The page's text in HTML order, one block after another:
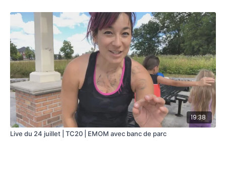
19:38
Live du 24 juillet | TC20 | EMOM avec banc de parc